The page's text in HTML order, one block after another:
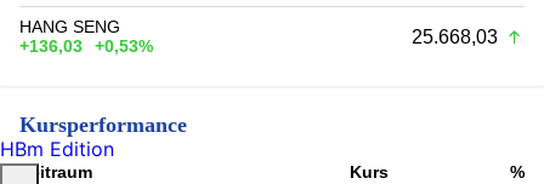
HANG SENG
+136,03
+0,53% 25.668,03
Kursperformance
Zeitraum Kurs
%
HBm Edition